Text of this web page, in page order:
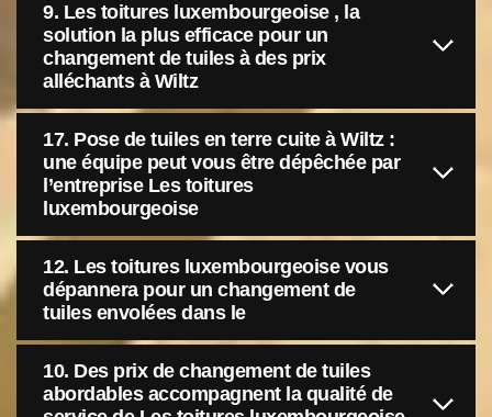
9. Les toitures luxembourgeoise , la
solution la plus efficace pour un
changement de tuiles à des prix
alléchants à Wiltz
17. Pose de tuiles en terre cuite à Wiltz :
une équipe peut vous être dépêchée par
l’entreprise Les toitures
luxembourgeoise
12. Les toitures luxembourgeoise vous
dépannera pour un changement de
tuiles envolées dans le
10. Des prix de changement de tuiles
abordables accompagnent la qualité de